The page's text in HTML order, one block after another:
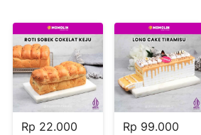
Rp 22.000 Rp 99.000